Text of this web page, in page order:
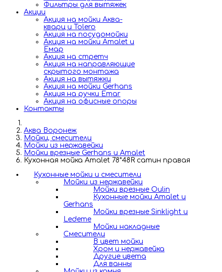
Фильтры для вытяжек
Акции
Акция на мойки Аква-
кварц и Tolero
Акция на посудомойки
Акция на мойки Amalet и
Емар
Акция на стретч
Акция на направляющие
скрытого монтажа
Акция на вытяжки
Акция на мойки Gerhans
Акция на ручки Emar
Акция на офисные опоры
Контакты
Аква Воронеж
Мойки, смесители
Мойки из нержавейки
Мойки врезные Gerhans и Amalet
Кухонная мойка Amalet 78*48R сатин правая
Кухонные мойки и смесители
Мойки из нержавейки
Мойки врезные Oulin
Кухонные мойки Amalet и
Gerhans
Мойки врезные Sinklight и
Ledeme
Мойки накладные
Смесители
В цвет мойки
Хром и нержавейка
Другие цвета
Для ванны